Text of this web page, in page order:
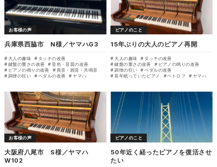
お客様の声
兵庫県西脇市 N様／ヤマハG3
大人の趣味
タッチの改善
鍵盤の重さの改善
音色・音質の改善
ピアノの鳴りの改善
異音・雑音・共鳴音
調律の狂い
ペダルの改善 ヤマハ
ピアノのこと
15年ぶりの大人のピアノ再開
大人の趣味
タッチの改善
鍵盤の重さの改善
ピアノの鳴りの改善
調律の狂い
ペダルの改善
長年眠っていたピアノ
ペトロフ ヤマハ
お客様の声
大阪府八尾市 S様／ヤマハ
W102
ピアノのこと
50年近く経ったピアノを復活させ
たい